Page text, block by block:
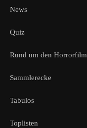
News
Quiz
Rund um den Horrorfilm
Sammlerecke
Tabulos
Toplisten